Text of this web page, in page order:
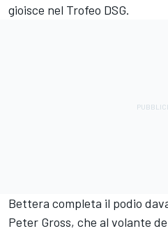
gioisce nel Trofeo DSG.
Bettera completa il podio
Peter Gross, che al volante